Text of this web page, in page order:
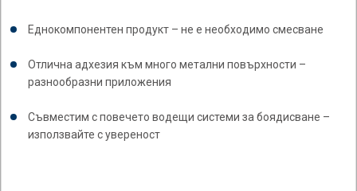
Еднокомпонентен продукт – не е необходимо смесване
Отлична адхезия към много метални повърхности –
разнообразни приложения
Съвместим с повечето водещи системи за боядисване –
използвайте с увереност